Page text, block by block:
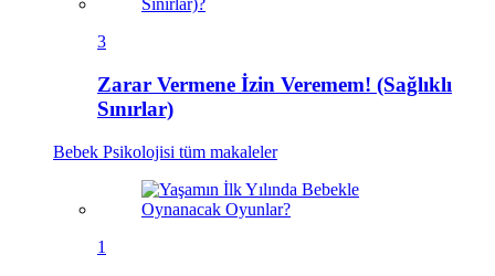
3
Zarar Vermene İzin Veremem! (Sağlıklı
Sınırlar)
Bebek Psikolojisi tüm makaleler
1